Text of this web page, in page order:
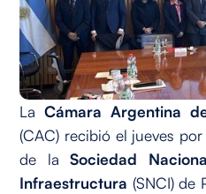
La Cámara Argentina
(CAC) recibió el jueves
de laSociedad
Infraestructura (SNCI) de